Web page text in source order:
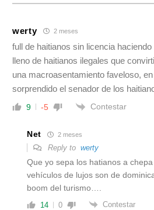
werty 2 meses
full de haitianos sin licencia
lleno de haitianos ilegales que
una macroasentamiento faveloso,
sorprendido el senador de los
9 -5 Contestar
Net 2 meses
Reply to werty
Que yo sepa los hatianos a
vehículos de lujos son de
boom del turismo….
14 0 Contestar